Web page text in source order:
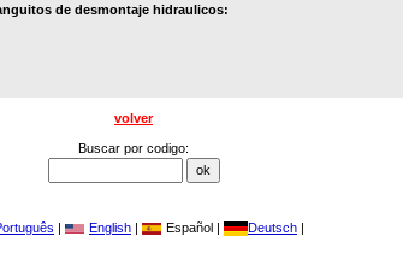
de desmontaje hidraulicos:
volver
Buscar por codigo:
| English | Español | Deutsch |